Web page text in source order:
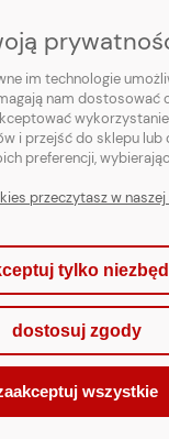
internetowy Shoper.pl
im technologie
nam dostosować
i przejść do sklepu
preferencji,
przeczytasz w
tylko
dostosuj zgody
wszystkie